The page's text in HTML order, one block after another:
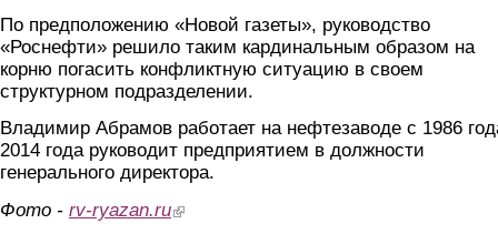
По предположению «Новой газеты», руководство
«Роснефти» решило таким кардинальным образом на
корню погасить конфликтную ситуацию в своем
структурном подразделении.
Владимир Абрамов работает на нефтезаводе с 1986
2014 года руководит предприятием в должности
генерального директора.
Фото - rv-ryazan.ru(link is external)